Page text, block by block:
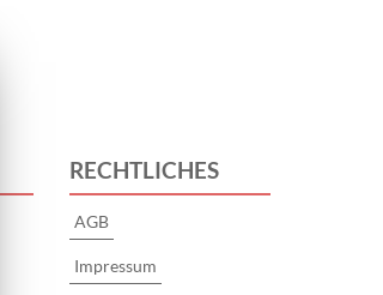
RECHTLICHES
AGB
Impressum